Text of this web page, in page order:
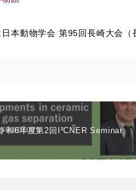
本動物学会 第95回長崎大会
和6年度第2回I²CNER Seminar